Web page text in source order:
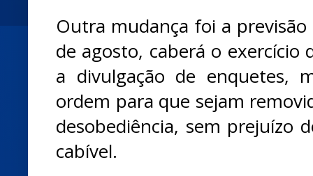
Outra mudança foi a
de agosto, caberá o exercício
a divulgação de enquetes,
ordem para que sejam
desobediência, sem prejuízo
cabível.